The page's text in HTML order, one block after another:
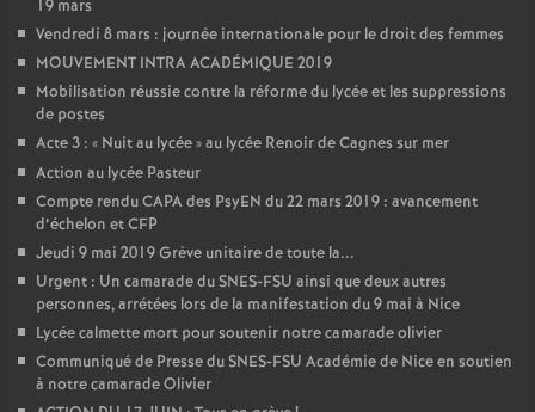
19 mars
Vendredi 8 mars : journée internationale pour le droit des femmes
MOUVEMENT INTRA ACADÉMIQUE 2019
Mobilisation réussie contre la réforme du lycée et les suppressions
de postes
Acte 3 : « Nuit au lycée» au lycée Renoir de Cagnes sur mer
Action au lycée Pasteur
Compte rendu CAPA des PsyEN du 22 mars 2019 : avancement
d’échelon et CFP
Jeudi 9 mai 2019 Grève unitaire de toute la...
Urgent : Un camarade du SNES-FSU ainsi que deux autres
personnes, arrétées lors de la manifestation du 9 mai à Nice
Lycée calmette mort pour soutenir notre camarade olivier
Communiqué de Presse du SNES-FSU Académie de Nice en soutien
à notre camarade Olivier